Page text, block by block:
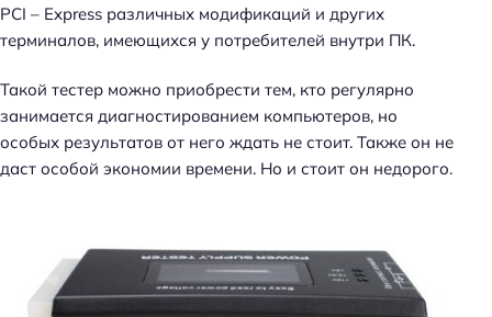
PCI – Express различных модификаций и других
терминалов, имеющихся у потребителей внутри ПК.
Такой тестер можно приобрести тем, кто регулярно
занимается диагностированием компьютеров, но
особых результатов от него ждать не стоит. Также он не
даст особой экономии времени. Но и стоит он недорого.